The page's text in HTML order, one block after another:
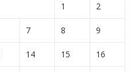
1 2
7 8 9
14 15 16